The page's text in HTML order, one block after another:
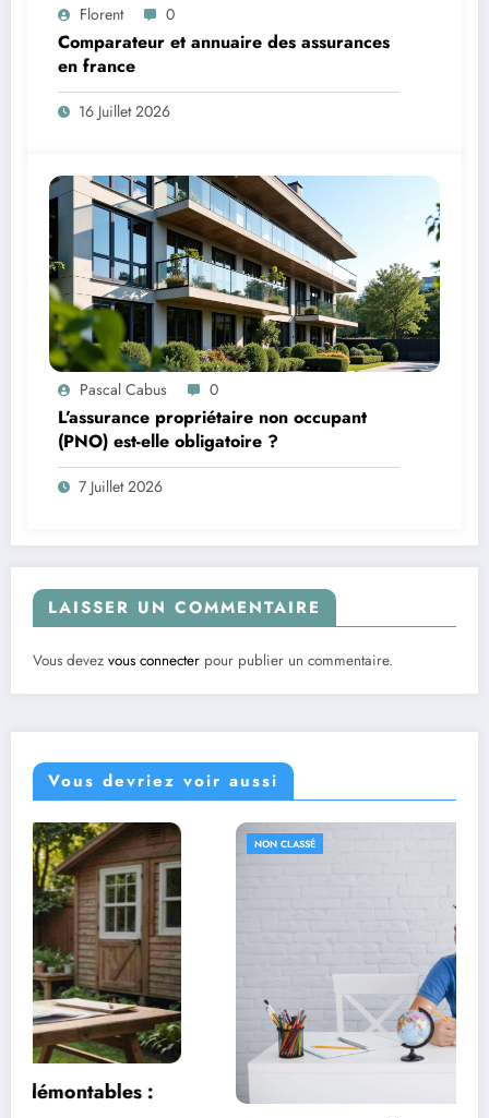
Florent 0
Comparateur et annuaire des assurances
en france
16 Juillet 2026
Pascal Cabus 0
L’assurance propriétaire non occupant
(PNO) est-elle obligatoire ?
7 Juillet 2026
LAISSER UN COMMENTAIRE
Vous devez vous connecter pour publier un commentaire.
Vous devriez voir aussi
NON CLASSÉ